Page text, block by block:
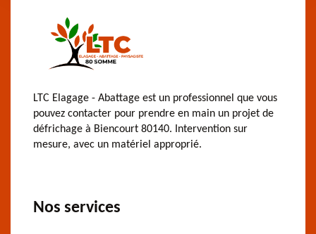
LTC Elagage - Abattage est un professionnel que vous
pouvez contacter pour prendre en main un projet de
défrichage à Biencourt 80140. Intervention sur
mesure, avec un matériel approprié.
Nos services